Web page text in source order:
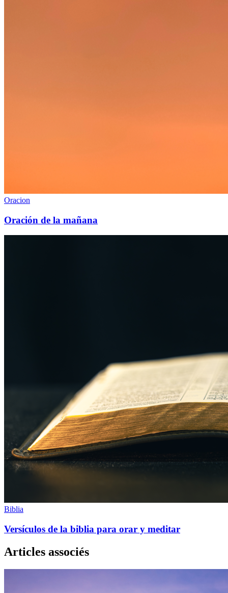
Oracion
Oración de la mañana
Biblia
Versículos de la biblia para orar y meditar
Articles associés